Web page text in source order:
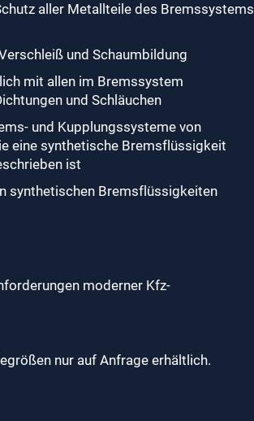
aller Metallteile des Bremssystems
und Schaumbildung
mit allen im Bremssystem
und Schläuchen
und Kupplungssysteme von
eine synthetische Bremsflüssigkeit
ist
synthetischen Bremsflüssigkeiten
moderner Kfz-
nur auf Anfrage erhältlich.